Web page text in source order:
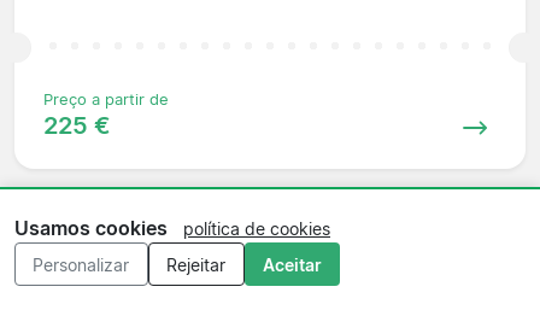
Preço a partir de
225 €
Coventry
Tottenham
Usamos cookies
política de cookies
Personalizar
Rejeitar Aceitar